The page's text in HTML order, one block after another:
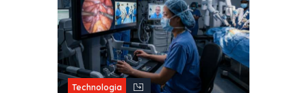
Technologia